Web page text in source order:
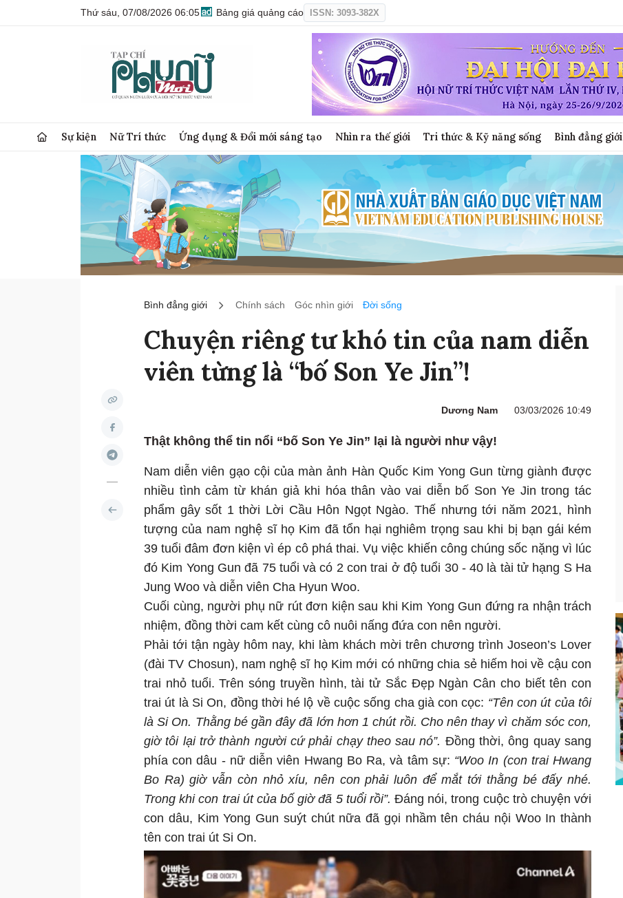
Thứ sáu, 07/08/2026 06:05 Bảng giá quảng cáo ISSN: 3093-382X
Sự kiện Nữ Trí thức Ứng dụng & Đổi mới sáng tạo Nhìn ra thế giới Tri thức & Kỹ năng sống Bình đẳng giới
Bình đẳng giới Chính sách Góc nhìn giới Đời sống
Chuyện riêng tư khó tin của nam diễn
viên từng là “bố Son Ye Jin”!
Dương Nam 03/03/2026 10:49
Thật không thể tin nổi “bố Son Ye Jin” lại là người như vậy!
Nam diễn viên gạo cội của màn ảnh Hàn Quốc Kim Yong Gun từng giành được
nhiều tình cảm từ khán giả khi hóa thân vào vai diễn bố Son Ye Jin trong tác
phẩm gây sốt 1 thời Lời Cầu Hôn Ngọt Ngào. Thế nhưng tới năm 2021, hình
tượng của nam nghệ sĩ họ Kim đã tổn hại nghiêm trọng sau khi bị bạn gái kém
39 tuổi đâm đơn kiện vì ép cô phá thai. Vụ việc khiến công chúng sốc nặng vì lúc
đó Kim Yong Gun đã 75 tuổi và có 2 con trai ở độ tuổi 30 - 40 là tài tử hạng S Ha
Jung Woo và diễn viên Cha Hyun Woo.
Cuối cùng, người phụ nữ rút đơn kiện sau khi Kim Yong Gun đứng ra nhận trách
nhiệm, đồng thời cam kết cùng cô nuôi nấng đứa con nên người.
Phải tới tận ngày hôm nay, khi làm khách mời trên chương trình Joseon’s Lover
(đài TV Chosun), nam nghệ sĩ họ Kim mới có những chia sẻ hiếm hoi về cậu con
trai nhỏ tuổi. Trên sóng truyền hình, tài tử Sắc Đẹp Ngàn Cân cho biết tên con
trai út là Si On, đồng thời hé lộ về cuộc sống cha già con cọc: “Tên con út của tôi
là Si On. Thằng bé gần đây đã lớn hơn 1 chút rồi. Cho nên thay vì chăm sóc con,
giờ tôi lại trở thành người cứ phải chạy theo sau nó”. Đồng thời, ông quay sang
phía con dâu - nữ diễn viên Hwang Bo Ra, và tâm sự: “Woo In (con trai Hwang
Bo Ra) giờ vẫn còn nhỏ xíu, nên con phải luôn để mắt tới thằng bé đấy nhé.
Trong khi con trai út của bố giờ đã 5 tuổi rồi”. Đáng nói, trong cuộc trò chuyện với
con dâu, Kim Yong Gun suýt chút nữa đã gọi nhầm tên cháu nội Woo In thành
tên con trai út Si On.